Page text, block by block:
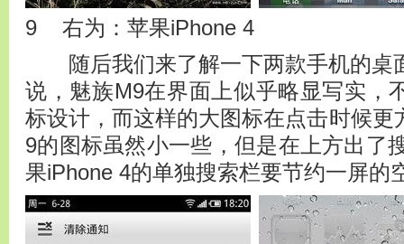
9 右为：苹果iPhone 4
随后我们来了解一下两款手机的桌
说，魅族M9在界面上似乎略显写实，
标设计，而这样的大图标在点击时候更
9的图标虽然小一些，但是在上方出了
果iPhone 4的单独搜索栏要节约一屏的